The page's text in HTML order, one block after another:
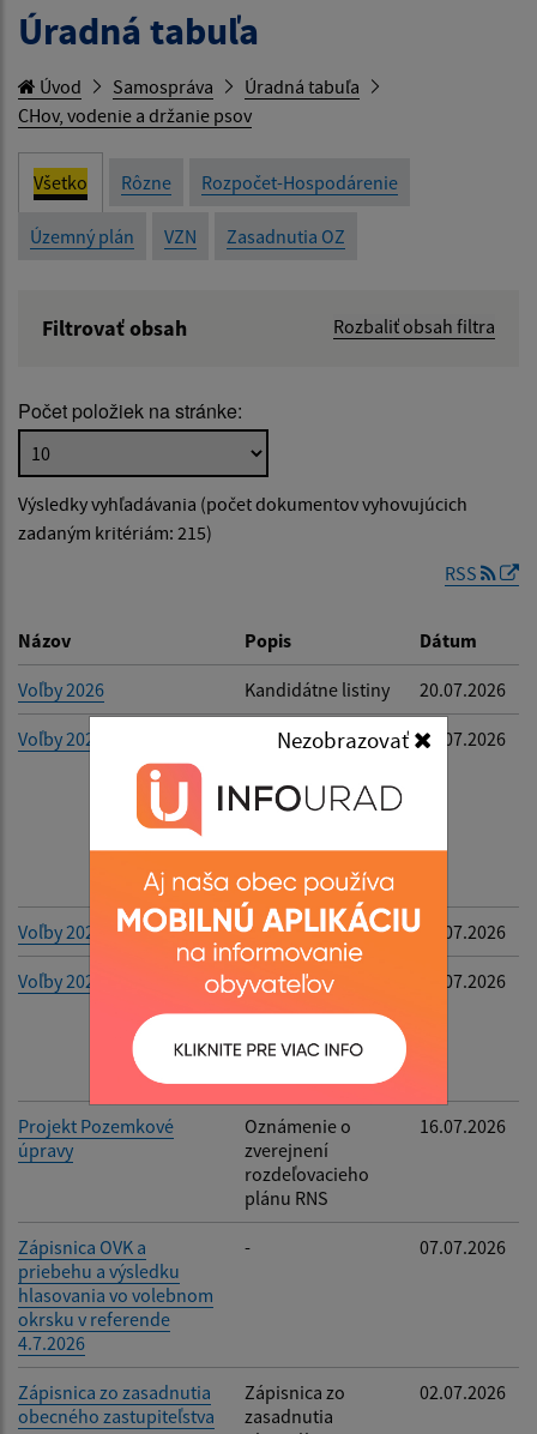
Nezobrazovať
Úradná tabuľa
Úvod Samospráva
Úradná tabuľa
CHov, vodenie a držanie psov
Všetko Rôzne Rozpočet-Hospodárenie
Územný plán VZN Zasadnutia OZ
Filtrovať obsah Rozbaliť obsah filtra
Popis:
Dátum zverejnenia od:
Filtrovať Reset
Počet položiek na stránke:
Výsledky vyhľadávania (počet dokumentov vyhovujúcich
zadaným kritériám: 215)
RSS
Názov Popis Dátum
Voľby 2026 Kandidátne listiny 20.07.2026
Voľby 2026
Oznámenie pre
samosprávy obcí a
volieb do orgánov
krajov- e-mailova
adresa
20.07.2026
Voľby 2026 Menovací dekrét 20.07.2026
Voľby 2026
Oznámenie do
samosprávnych
20.07.2026
Projekt Pozemkové
úpravy
Oznámenie o
zverejnení
rozdeľovacieho
plánu RNS
16.07.2026
Zápisnica OVK a
priebehu a výsledku
hlasovania vo volebnom
okrsku v referende
4.7.2026
- 07.07.2026
Zápisnica zo zasadnutia
obecného zastupiteľstva
Zápisnica zo
zasadnutia
02.07.2026